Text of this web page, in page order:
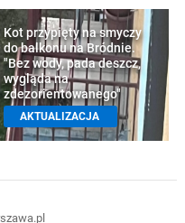
Kot przypięty na smyczy
do balkonu na Bródnie.
"Bez wody, pada deszcz,
wygląda na
zdezorientowanego"
AKTUALIZACJA